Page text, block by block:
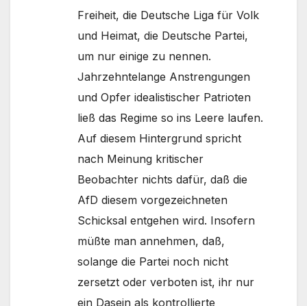
Freiheit, die Deutsche Liga für Volk
und Heimat, die Deutsche Partei,
um nur einige zu nennen.
Jahrzehntelange Anstrengungen
und Opfer idealistischer Patrioten
ließ das Regime so ins Leere laufen.
Auf diesem Hintergrund spricht
nach Meinung kritischer
Beobachter nichts dafür, daß die
AfD diesem vorgezeichneten
Schicksal entgehen wird. Insofern
müßte man annehmen, daß,
solange die Partei noch nicht
zersetzt oder verboten ist, ihr nur
ein Dasein als kontrollierte